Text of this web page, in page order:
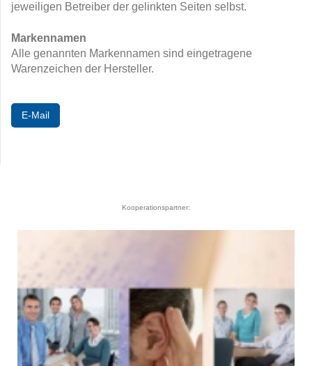
jeweiligen Betreiber der gelinkten Seiten selbst.
Markennamen
Alle genannten Markennamen sind eingetragene
Warenzeichen der Hersteller.
E-Mail
Kooperationspartner: